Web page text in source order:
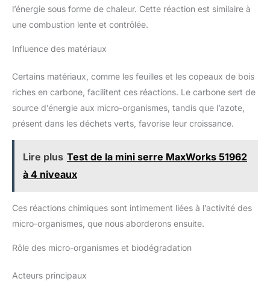
l’énergie sous forme de chaleur. Cette réaction est similaire à
une combustion lente et contrôlée.
Influence des matériaux
Certains matériaux, comme les feuilles et les copeaux de bois
riches en carbone, facilitent ces réactions. Le carbone sert de
source d’énergie aux micro-organismes, tandis que l’azote,
présent dans les déchets verts, favorise leur croissance.
Lire plus Test de la mini serre MaxWorks 51962
à 4 niveaux
Ces réactions chimiques sont intimement liées à l’activité des
micro-organismes, que nous aborderons ensuite.
Rôle des micro-organismes et biodégradation
Acteurs principaux